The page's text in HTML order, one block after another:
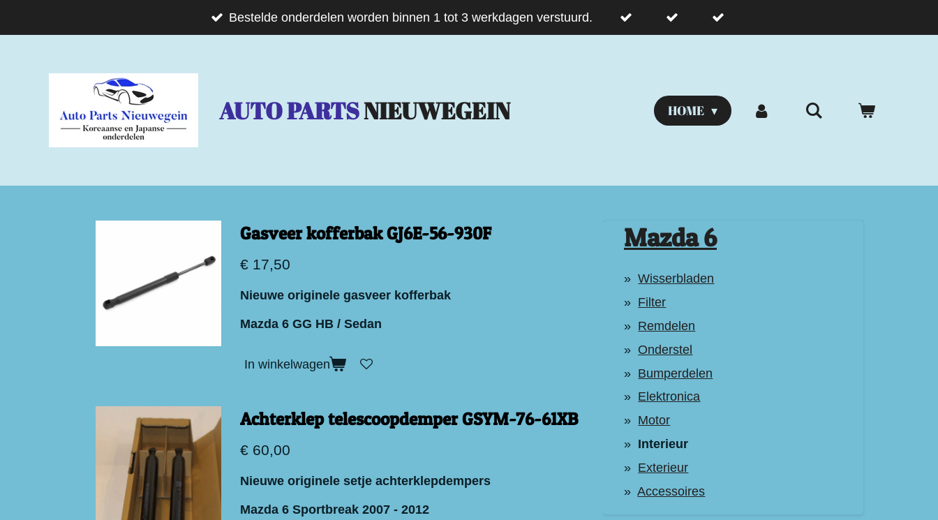
Bestelde onderdelen worden binnen 1 tot 3 werkdagen verstuurd.
AUTO PARTSNIEUWEGEIN HOME
Gasveer kofferbak GJ6E-56-930F
€ 17,50
Nieuwe originele gasveer kofferbak
Mazda 6 GG HB / Sedan
In winkelwagen
Achterklep telescoopdemper GSYM-76-61XB
€ 60,00
Nieuwe originele setje achterklepdempers
Mazda 6 Sportbreak 2007 - 2012
Mazda 6
Wisserbladen
Filter
Remdelen
Onderstel
Bumperdelen
Elektronica
Motor
Interieur
Exterieur
Accessoires